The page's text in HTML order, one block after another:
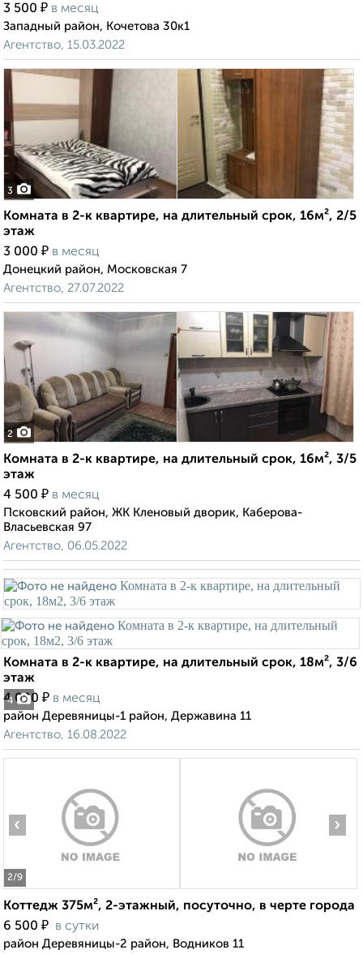
3 500 ₽ в месяц
Западный район, Кочетова 30к1
Агентство, 15.03.2022
3
Комната в 2-к квартире, на длительный срок, 16м², 2/5
этаж
3 000 ₽ в месяц
Донецкий район, Московская 7
Агентство, 27.07.2022
2
Комната в 2-к квартире, на длительный срок, 16м², 3/5
этаж
4 500 ₽ в месяц
Псковский район, ЖК Кленовый дворик, Каберова-
Власьевская 97
Агентство, 06.05.2022
4
Комната в 2-к квартире, на длительный срок, 18м², 3/6
этаж
4 000 ₽ в месяц
район Деревяницы-1 район, Державина 11
Агентство, 16.08.2022
2/9
‹ ›
Коттедж 375м², 2-этажный, посуточно, в черте города
6 500 ₽ в сутки
район Деревяницы-2 район, Водников 11